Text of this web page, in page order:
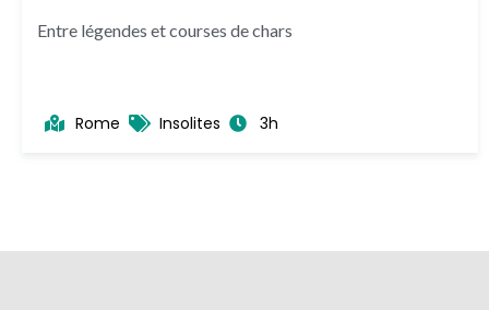
Entre légendes et courses de chars
Rome Insolites 3h